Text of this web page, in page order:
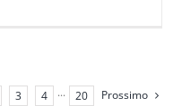
3 4 ··· 20 Prossimo